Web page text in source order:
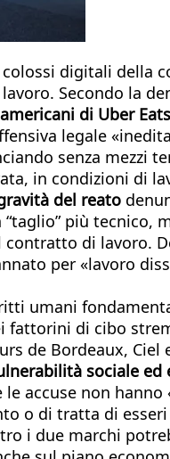
digitali della
Secondo la
di Uber
legale
senza
in condizioni di
del reato
più tecnico,
di lavoro.
per «lavoro
umani
di cibo
de Bordeaux, Ciel
sociale ed
accuse non
o di tratta di esseri
i due marchi